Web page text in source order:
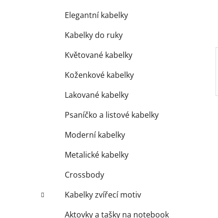
Elegantní kabelky
Kabelky do ruky
Květované kabelky
Koženkové kabelky
Lakované kabelky
Psaníčko a listové kabelky
Moderní kabelky
Metalické kabelky
Crossbody
Kabelky zvířecí motiv
Aktovky a tašky na notebook